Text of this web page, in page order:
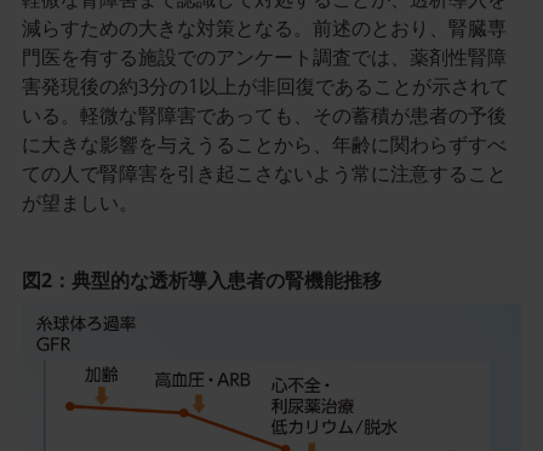
減らすための大きな対策となる。前述のとおり、腎臓専
門医を有する施設でのアンケート調査では、薬剤性腎障
害発現後の約3分の1以上が非回復であることが示されて
いる。軽微な腎障害であっても、その蓄積が患者の予後
に大きな影響を与えうることから、年齢に関わらずすべ
ての人で腎障害を引き起こさないよう常に注意すること
が望ましい。
図2：典型的な透析導入患者の腎機能推移
記
事